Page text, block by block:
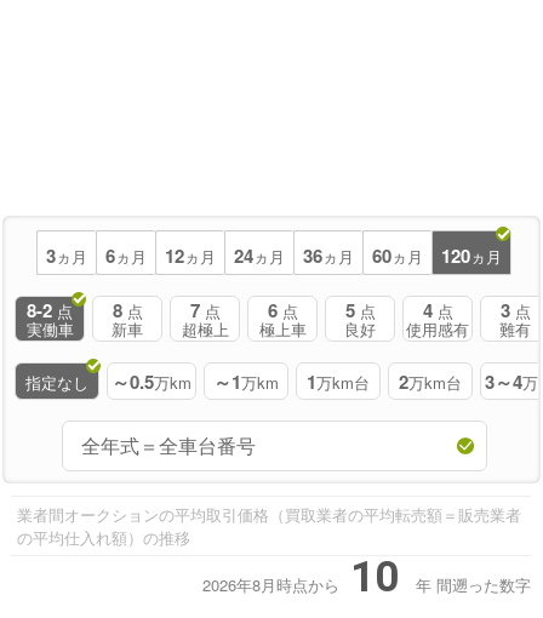
3ヵ月 6ヵ月 12ヵ月 24ヵ月 36ヵ月 60ヵ月 120ヵ月
8-2 点
実働車
8 点
新車
7 点
超極上
6 点
極上車
5 点
良好
4 点
使用感有
3 点
難有
指定なし ～0.5万km ～1万km 1万km台 2万km台 3～4万
業者間オークションの平均取引価格（買取業者の平均転売額＝販売業者
の平均仕入れ額）の推移
2026年8月時点から 10 年 間遡った数字